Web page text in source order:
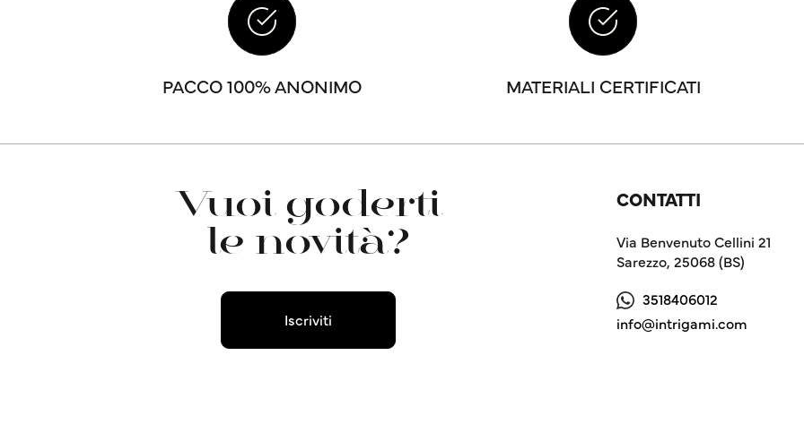
PACCO 100% ANONIMO MATERIALI CERTIFICATI
Vuoi goderti
le novità?
Iscriviti
CONTATTI
Via Benvenuto Cellini 21
Sarezzo, 25068 (BS)
3518406012
info@intrigami.com